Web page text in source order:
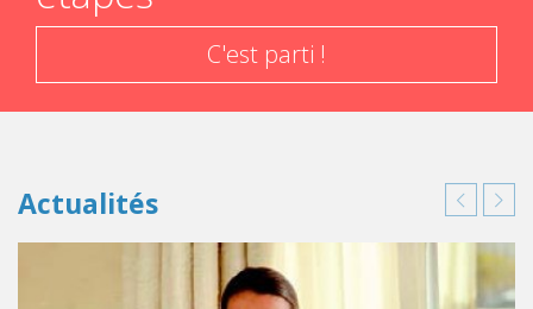
C'est parti !
Actualités